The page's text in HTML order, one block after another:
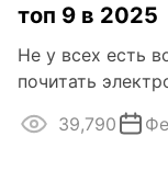
топ 9 в 2025
Не у всех есть
почитать
39,790